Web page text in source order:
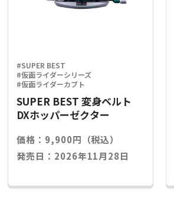
#SUPER BEST
#仮面ライダーシリーズ
#仮面ライダーカブト
SUPER BEST 変身ベルト
DXホッパーゼクター
価格：9,900円（税込）
発売日：2026年11月28日